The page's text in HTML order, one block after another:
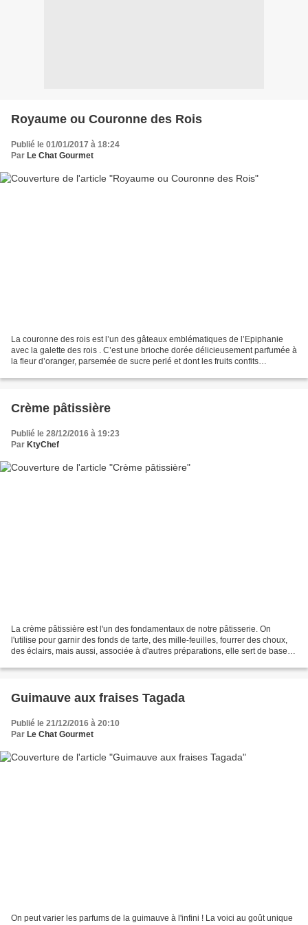
Royaume ou Couronne des Rois
Publié le 01/01/2017 à 18:24
Par Le Chat Gourmet
La couronne des rois est l’un des gâteaux emblématiques de l’Epiphanie
avec la galette des rois . C’est une brioche dorée délicieusement parfumée à
la fleur d’oranger, parsemée de sucre perlé et dont les fruits confits
Crème pâtissière
Publié le 28/12/2016 à 19:23
Par KtyChef
La crème pâtissière est l'un des fondamentaux de notre pâtisserie. On
l'utilise pour garnir des fonds de tarte, des mille-feuilles, fourrer des choux,
des éclairs, mais aussi, associée à d'autres préparations, elle sert de base à
Guimauve aux fraises Tagada
Publié le 21/12/2016 à 20:10
Par Le Chat Gourmet
On peut varier les parfums de la guimauve à l'infini ! La voici au goût unique